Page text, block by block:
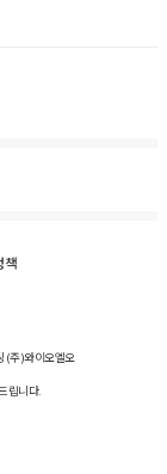
책
(주)와이오엘오
립니다.